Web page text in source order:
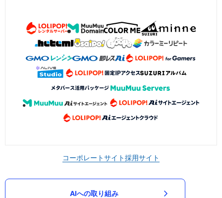
コーポレートサイト採用サイト
AIへの取り組み